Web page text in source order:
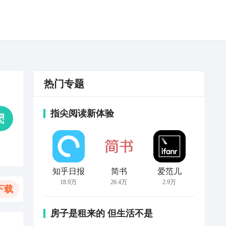
载
热门专题
指尖阅读新体验
知乎日报
18.9万
简书
26.4万
爱范儿
2.9万
房子是租来的 但生活不是